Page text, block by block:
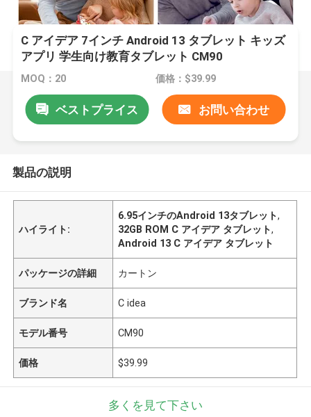
C アイデア 7インチ Android 13 タブレット キッズ
アプリ 学生向け教育タブレット CM90
MOQ：20 価格：$39.99
ベストプライス お問い合わせ
製品の説明
ハイライト:
6.95インチのAndroid 13タブレット,
32GB ROM C アイデア タブレット,
Android 13 C アイデア タブレット
パッケージの詳細 カートン
ブランド名 C idea
モデル番号 CM90
価格 $39.99
多くを見て下さい